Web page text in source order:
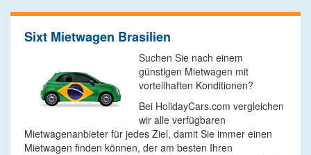
Sixt Mietwagen Brasilien
Suchen Sie nach einem
günstigen Mietwagen mit
vorteilhaften Konditionen?
Bei HolidayCars.com vergleichen
wir alle verfügbaren
Mietwagenanbieter für jedes Ziel, damit Sie immer einen
Mietwagen finden können, der am besten Ihren